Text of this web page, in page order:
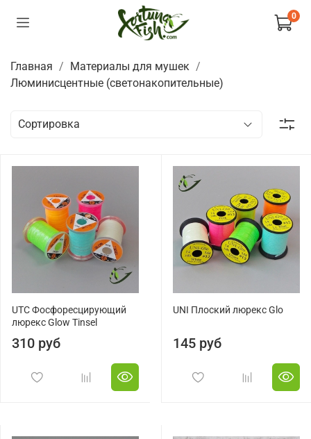
0
Главная
Материалы для мушек
Люминисцентные (светонакопительные)
UTC Фосфоресцирующий
люрекс Glow Tinsel
310 руб
UNI Плоский люрекс Glo
145 руб